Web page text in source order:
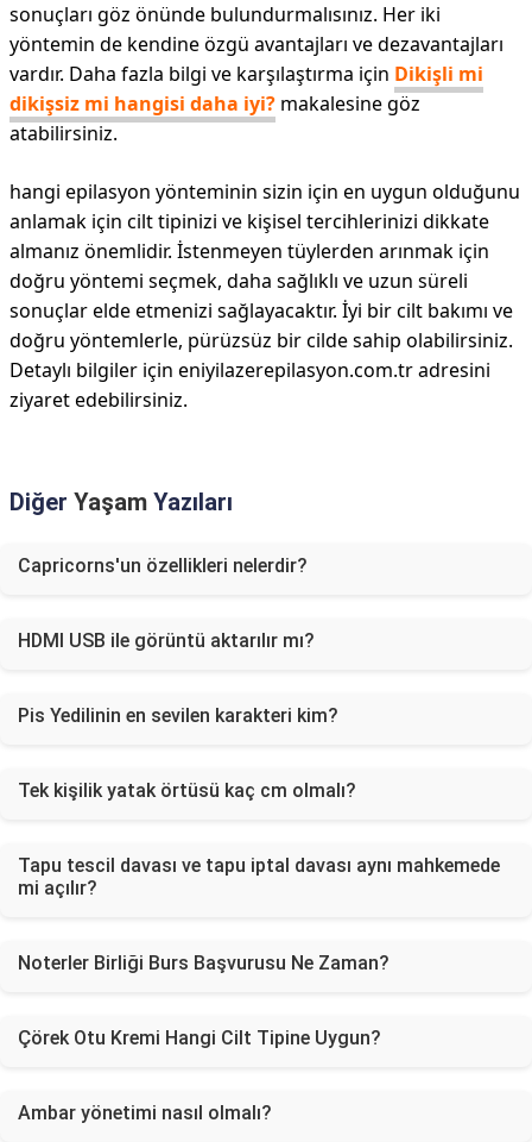
sonuçları göz önünde bulundurmalısınız. Her iki
yöntemin de kendine özgü avantajları ve dezavantajları
vardır. Daha fazla bilgi ve karşılaştırma için Dikişli mi
dikişsiz mi hangisi daha iyi? makalesine göz
atabilirsiniz.
hangi epilasyon yönteminin sizin için en uygun olduğunu
anlamak için cilt tipinizi ve kişisel tercihlerinizi dikkate
almanız önemlidir. İstenmeyen tüylerden arınmak için
doğru yöntemi seçmek, daha sağlıklı ve uzun süreli
sonuçlar elde etmenizi sağlayacaktır. İyi bir cilt bakımı ve
doğru yöntemlerle, pürüzsüz bir cilde sahip olabilirsiniz.
Detaylı bilgiler için eniyilazerepilasyon.com.tr adresini
ziyaret edebilirsiniz.
Diğer Yaşam Yazıları
Capricorns'un özellikleri nelerdir?
HDMI USB ile görüntü aktarılır mı?
Pis Yedilinin en sevilen karakteri kim?
Tek kişilik yatak örtüsü kaç cm olmalı?
Tapu tescil davası ve tapu iptal davası aynı mahkemede
mi açılır?
Noterler Birliği Burs Başvurusu Ne Zaman?
Çörek Otu Kremi Hangi Cilt Tipine Uygun?
Ambar yönetimi nasıl olmalı?